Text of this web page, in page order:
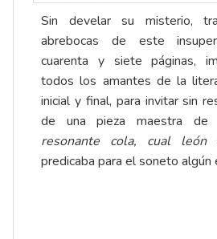
Sin develar su misterio,
abrebocas de este
cuarenta y siete páginas,
todos los amantes de la
inicial y final, para invitar sin
de una pieza maestra de
resonante cola, cual león
predicaba para el soneto